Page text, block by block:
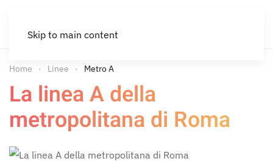
Skip to main content
Home Linee Metro A
La linea A della
metropolitana di Roma